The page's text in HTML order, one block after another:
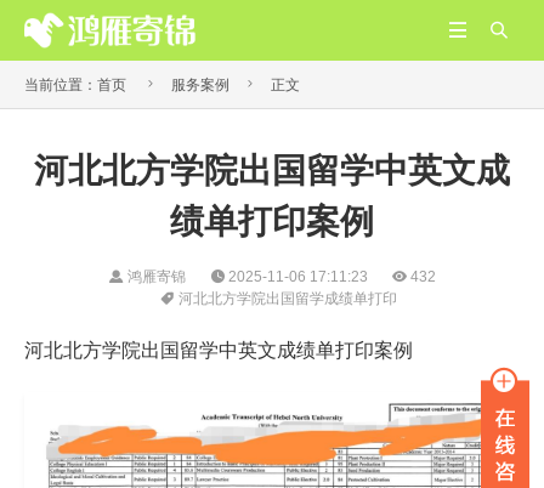


当前位置： 首页  服务案例  正文
河北北方学院出国留学中英文成
绩单打印案例
鸿雁寄锦 2025-11-06 17:11:23
432
河北北方学院出国留学成绩单打印
河北北方学院出国留学中英文成绩单打印案例